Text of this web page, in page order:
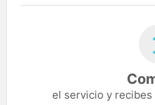
el servicio y